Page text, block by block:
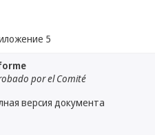
5
por el Comité
версия документа